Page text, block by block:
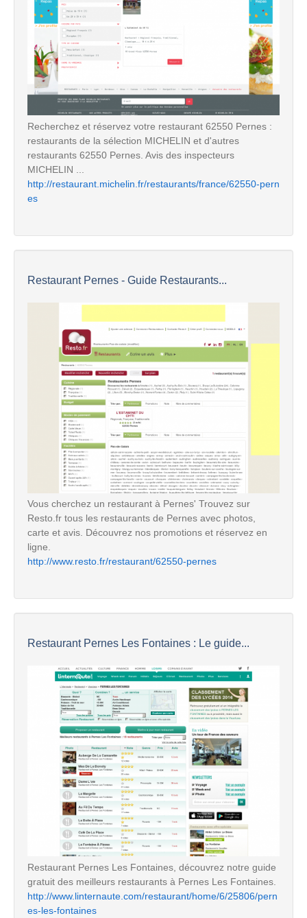
Recherchez et réservez votre restaurant 62550 Pernes :
restaurants de la sélection MICHELIN et d'autres
restaurants 62550 Pernes. Avis des inspecteurs
MICHELIN ...
http://restaurant.michelin.fr/restaurants/france/62550-pern
es
Restaurant Pernes - Guide Restaurants...
Vous cherchez un restaurant à Pernes' Trouvez sur
Resto.fr tous les restaurants de Pernes avec photos,
carte et avis. Découvrez nos promotions et réservez en
ligne.
http://www.resto.fr/restaurant/62550-pernes
Restaurant Pernes Les Fontaines : Le guide...
Restaurant Pernes Les Fontaines, découvrez notre guide
gratuit des meilleurs restaurants à Pernes Les Fontaines.
http://www.linternaute.com/restaurant/home/6/25806/pern
es-les-fontaines